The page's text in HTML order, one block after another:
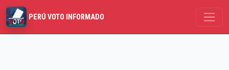
PERÚ VOTO INFORMADO